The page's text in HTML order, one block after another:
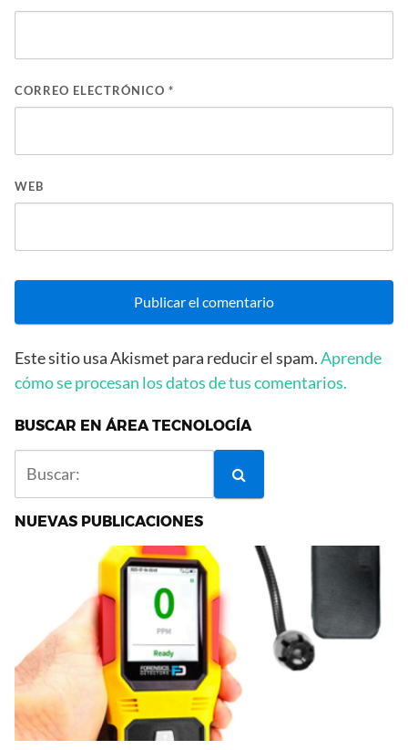
CORREO ELECTRÓNICO *
WEB
Este sitio usa Akismet para reducir el spam.Aprende
cómo se procesan los datos de tus comentarios.
BUSCAR EN ÁREA TECNOLOGÍA
NUEVAS PUBLICACIONES